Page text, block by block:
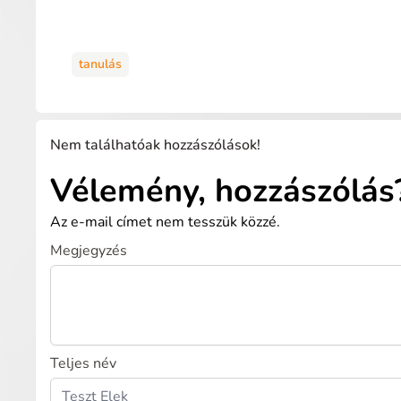
tanulás
Nem találhatóak hozzászólások!
Vélemény,
Az e-mail címet nem tesszük közzé.
Megjegyzés
Teljes név